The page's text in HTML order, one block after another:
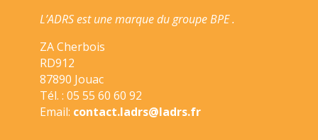
L’ADRS est une marque du groupe BPE .
ZA Cherbois
RD912
87890 Jouac
Tél. : 05 55 60 60 92
Email: contact.ladrs@ladrs.fr